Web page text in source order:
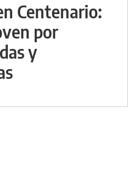
Centenario:
por
y